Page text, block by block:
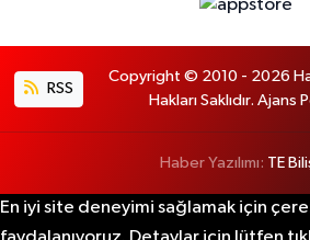
RSS
Copyright © 2010 - 2026
Hakları Saklıdır. Ajans
Haber Yazılımı: TE
En iyi site deneyimi sağlamak için